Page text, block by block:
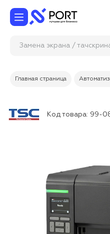
Замена экрана /
Главная страница
Код товара: 99-